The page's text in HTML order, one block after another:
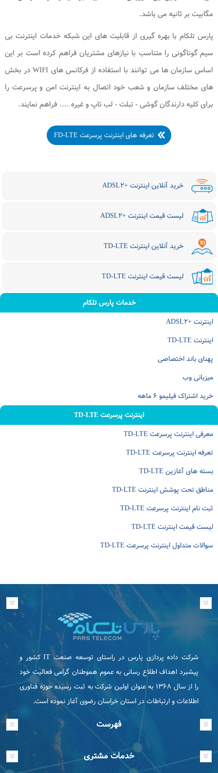
مگابیت بر ثانیه می باشد.
پارس تلکام با بهره گیری از قابلیت های این شبکه خدمات اینترنت بی
سیم گوناگونی را متناسب با نیازهای مشتریان فراهم کرده است بر این
اساس سازمان ها می توانند با استفاده از فرکانس های WIFI در بخش
های مختلف سازمان و شعب خود اتصال به اینترنت امن و پرسرعت را
برای کلیه دارندگان گوشی - تبلت - لب تاپ و غیره .... فراهم نمایند.
تعرفه های اینترنت پرسرعت FD-LTE
خرید آنلاین اینترنت +ADSL۲
لیست قیمت اینترنت +ADSL۲
خرید آنلاین اینترنت TD-LTE
لیست قیمت اینترنت TD-LTE
خدمات پارس تلکام
اینترنت +ADSL۲
اینترنت TD-LTE
پهنای باند اختصاصی
میزبانی وب
خرید اشتراک فیلیمو ۶ ماهه
اینترنت پرسرعت TD-LTE
معرفی اینترنت پرسرعت TD-LTE
تعرفه اینترنت پرسرعت TD-LTE
بسته های آغازین TD-LTE
مناطق تحت پوشش اینترنت TD-LTE
ثبت نام اینترنت پرسرعت TD-LTE
لیست قیمت اینترنت TD-LTE
سوالات متداول اینترنت پرسرعت TD-LTE
شرکت داده پردازی پارس در راستای توسعه صنعت IT كشور و
پیشبرد اهداف اطلاع رسانی به عموم هموطنان گرامی فعاليت خود
را از سال ۱۳۶۸ به عنوان اولین شرکت به ثبت رسیده حوزه فناوری
اطلاعات و ارتباطات در استان خراسان رضوی آغاز نموده است.
فهرست
خدمات مشتری